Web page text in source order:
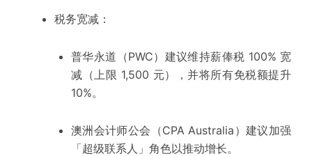
税务宽减：
普华永道（PWC）建议维持薪俸税 100% 宽
减（上限 1,500 元），并将所有免税额提升
10%。
澳洲会计师公会（CPA Australia ）建议加强
「超级联系人」角色以推动增长。